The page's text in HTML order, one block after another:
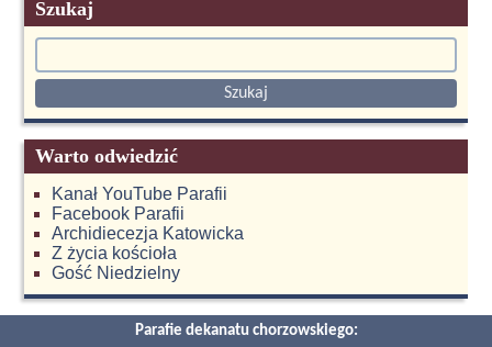
Szukaj
Warto odwiedzić
Kanał YouTube Parafii
Facebook Parafii
Archidiecezja Katowicka
Z życia kościoła
Gość Niedzielny
Parafie dekanatu chorzowskiego: